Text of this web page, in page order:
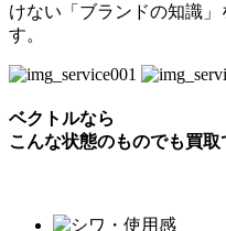
けない「ブランドの知識
す。
ベクトルなら
こんな状態のものでも買取